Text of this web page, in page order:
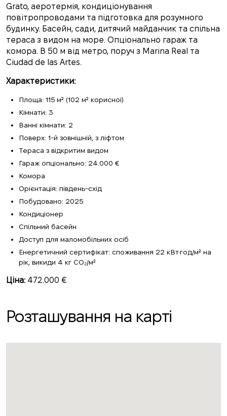
Grato, аеротермія, кондиціонування
повітропроводами та підготовка для розумного
будинку. Басейн, сади, дитячий майданчик та спільна
тераса з видом на море. Опціонально гараж та
комора. В 50 м від метро, поруч з Marina Real та
Ciudad de las Artes.
Характеристики:
Площа: 115 м² (102 м² корисної)
Кімнати: 3
Ванні кімнати: 2
Поверх: 1-й зовнішній, з ліфтом
Тераса з відкритим видом
Гараж опціонально: 24.000 €
Комора
Орієнтація: південь-схід
Побудовано: 2025
Кондиціонер
Спільний басейн
Доступ для маломобільних осіб
Енергетичний сертифікат: споживання 22 кВт·год/м² на
рік, викиди 4 кг CO₂/м²
Ціна:472.000 €
Розташування на карті